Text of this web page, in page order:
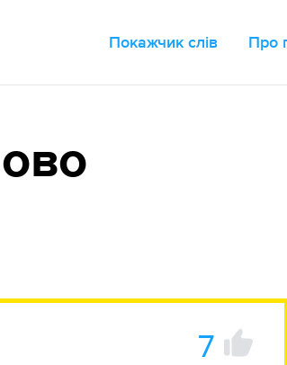
Покажчик слів Про
7